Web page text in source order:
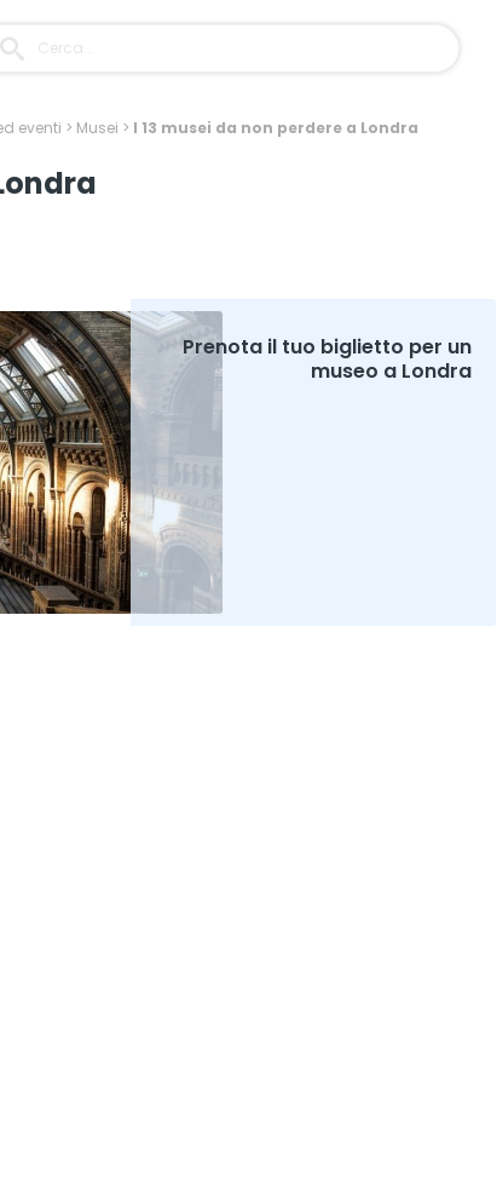
eventi > Musei > I 13 musei da non perdere a Londra
Prenota il tuo biglietto per un
museo a Londra